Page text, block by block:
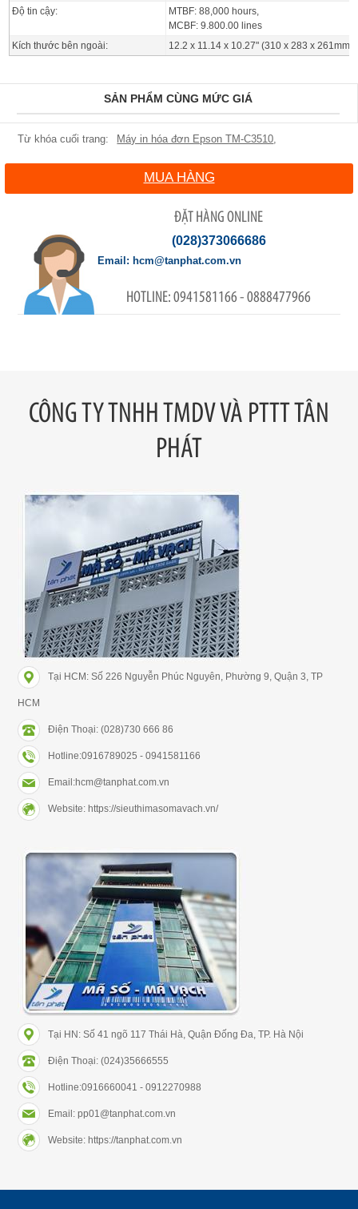
Độ tin cậy:
MTBF: 88,000 hours,
MCBF: 9.800.00 lines
Kích thước bên ngoài:
12.2 x 11.14 x 10.27" (310 x 283 x 261mm)
SẢN PHẨM CÙNG MỨC GIÁ
Máy in hóa đơn Epson TM-C3510,
MUA HÀNG
ĐẶT HÀNG ONLINE
(028)373066686
0941581166 - 0888477966
hcm@tanphat.com.vn
CÔNG TY TNHH TMDV VÀ PTTT TÂN
PHÁT
Tại HCM: Số 226 Nguyễn Phúc Nguyên, Phường 9, Quận 3, TP
HCM
Điện Thoại: (028)730 666 86
Hotline:0916789025 - 0941581166
Email:hcm@tanphat.com.vn
Website: https://sieuthimasomavach.vn/
Tại HN: Số 41 ngõ 117 Thái Hà, Quận Đống Đa, TP. Hà Nội
Điện Thoại: (024)35666555
Hotline:0916660041 - 0912270988
Email: pp01@tanphat.com.vn
Website: https://tanphat.com.vn